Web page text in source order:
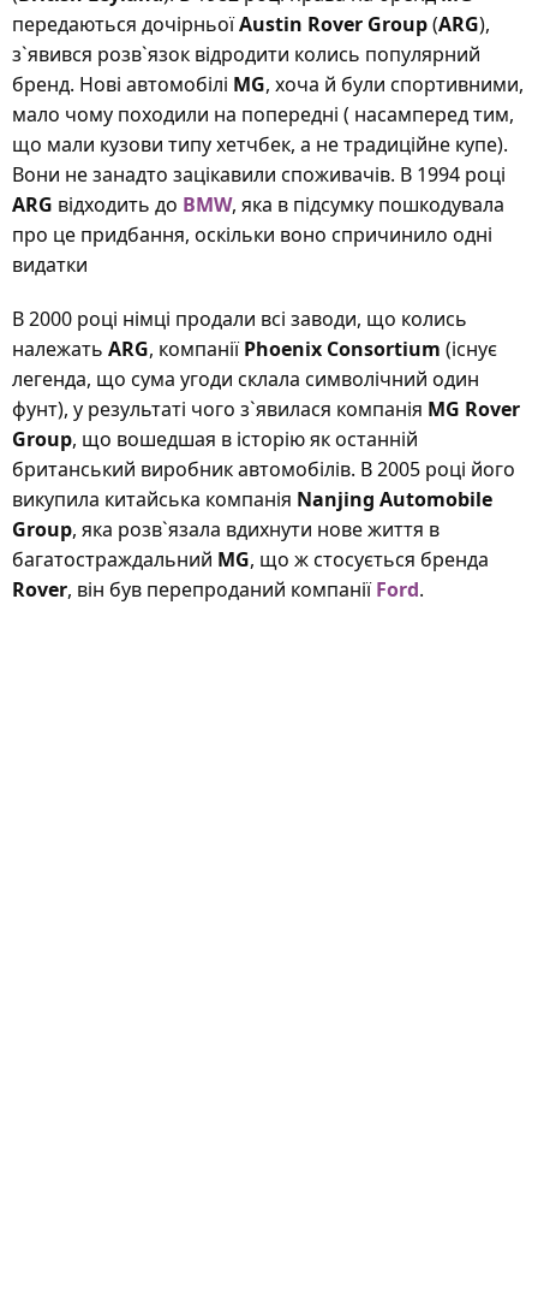
передаються дочірньоїAustin Rover Group(ARG),
з`явився розв`язок відродити колись популярний
бренд. Нові автомобілі MG, хоча й були спортивними,
мало чому походили на попередні ( насамперед тим,
що мали кузови типу хетчбек, а не традиційне купе).
Вони не занадто зацікавили споживачів. В 1994 році
ARG відходить до BMW, яка в підсумку пошкодувала
про це придбання, оскільки воно спричинило одні
видатки
В 2000 році німці продали всі заводи, що колись
належать ARG, компаніїPhoenix Consortium (існує
легенда, що сума угоди склала символічний один
фунт), у результаті чого з`явилася компанія MG Rover
Group, що вошедшая в історію як останній
британський виробник автомобілів. В 2005 році його
викупила китайська компанія Nanjing Automobile
Group, яка розв`язала вдихнути нове життя в
багатостраждальний MG, що ж стосується бренда
Rover, він був перепроданий компаніїFord.